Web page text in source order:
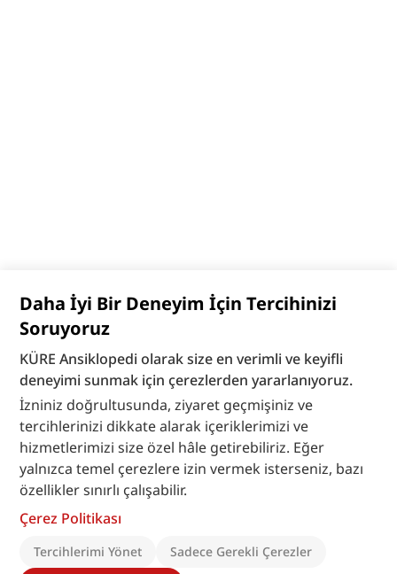
Daha İyi Bir Deneyim İçin Tercihinizi
Soruyoruz
KÜRE Ansiklopedi olarak size en verimli ve keyifli
deneyimi sunmak için çerezlerden yararlanıyoruz.
İzniniz doğrultusunda, ziyaret geçmişiniz ve
tercihlerinizi dikkate alarak içeriklerimizi ve
hizmetlerimizi size özel hâle getirebiliriz. Eğer
yalnızca temel çerezlere izin vermek isterseniz, bazı
özellikler sınırlı çalışabilir.
Çerez Politikası
Tercihlerimi Yönet
Sadece Gerekli Çerezler